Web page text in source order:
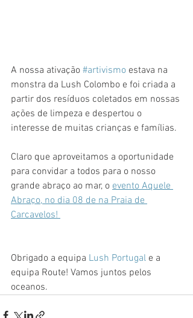
A nossa ativação #artivismo estava na
monstra da Lush Colombo e foi criada a
partir dos resíduos coletados em nossas
ações de limpeza e despertou o
interesse de muitas crianças e famílias.
Claro que aproveitamos a oportunidade
para convidar a todos para o nosso
grande abraço ao mar, o evento Aquele
Abraço, no dia 08 de na Praia de
Carcavelos!
Obrigado a equipa Lush Portugal e a
equipa Route! Vamos juntos pelos
oceanos.